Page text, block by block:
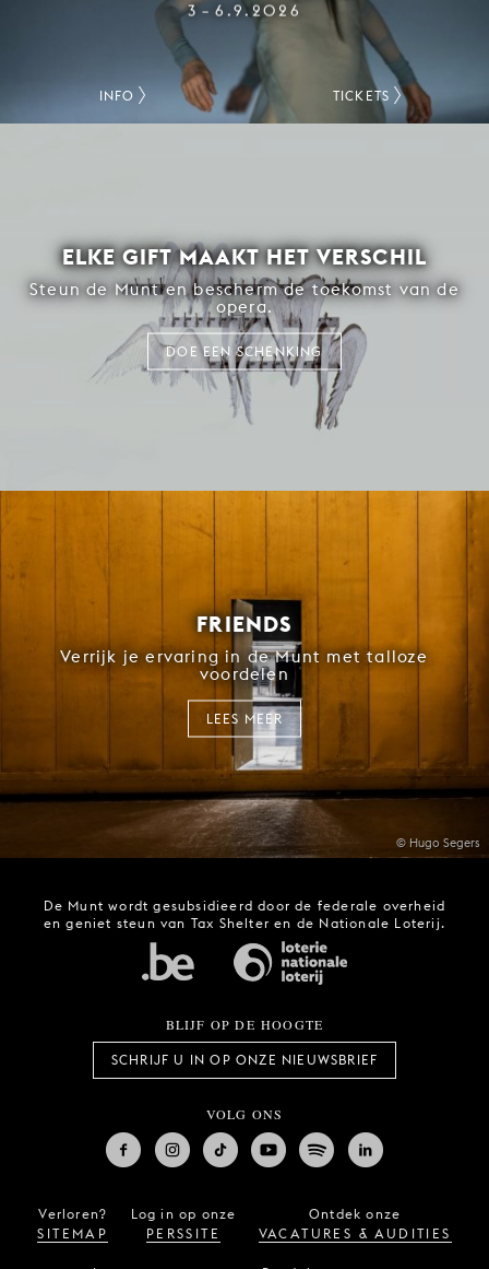
3 – 6.9.2026
INFO TICKETS
ELKE GIFT MAAKT HET VERSCHIL
Steun de Munt en bescherm de toekomst van de
opera.
DOE EEN SCHENKING
© Hugo Segers
FRIENDS
Verrijk je ervaring in de Munt met talloze
voordelen
LEES MEER
De Munt wordt gesubsidieerd door de federale overheid
en geniet steun van Tax Shelter en de Nationale Loterij.
BLIJF OP DE HOOGTE
SCHRIJF U IN OP ONZE NIEUWSBRIEF
VOLG ONS
Verloren?
SITEMAP
Log in op onze
PERSSITE
Ontdek onze
VACATURES & AUDITIES